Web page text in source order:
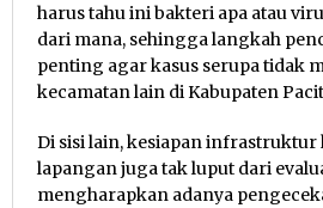
harus tahu ini bakteri apa atau
dari mana, sehingga langkah
penting agar kasus serupa tidak
kecamatan lain di Kabupaten
Di sisi lain, kesiapan infrastruktur
lapangan juga tak luput dari
mengharapkan adanya